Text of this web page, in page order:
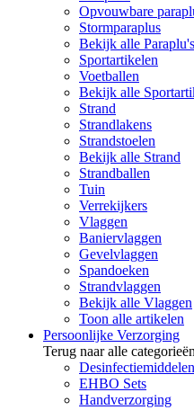
Opvouwbare
Stormparaplus
Bekijk alle Paraplu's
Sportartikelen
Voetballen
Bekijk alle
Strand
Strandlakens
Strandstoelen
Bekijk alle Strand
Strandballen
Tuin
Verrekijkers
Vlaggen
Baniervlaggen
Gevelvlaggen
Spandoeken
Strandvlaggen
Bekijk alle Vlaggen
Toon alle artikelen
Persoonlijke Verzorging
Terug naar alle categorieën
Desinfectiemiddelen
EHBO Sets
Handverzorging